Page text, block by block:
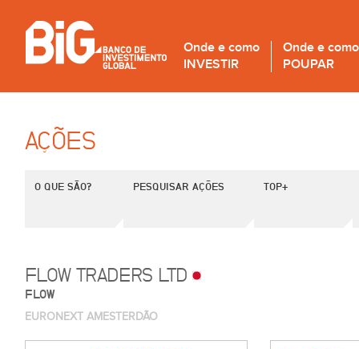
Onde e como
INVESTIR
Onde e como
POUPAR
AÇÕES
O QUE SÃO? PESQUISAR AÇÕES TOP+
FLOW TRADERS LTD
FLOW
EURONEXT AMESTERDÃO